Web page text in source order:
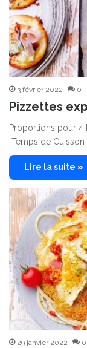
3 février 2022 0
Pizzettes
Proportions pour 4
Temps de Cuisson
Lire la suite »
29 janvier 2022 0